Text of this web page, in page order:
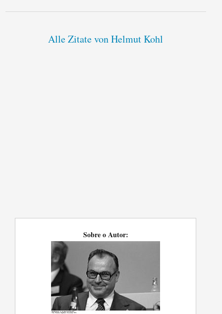
Alle Zitate von Helmut Kohl
Sobre o Autor: